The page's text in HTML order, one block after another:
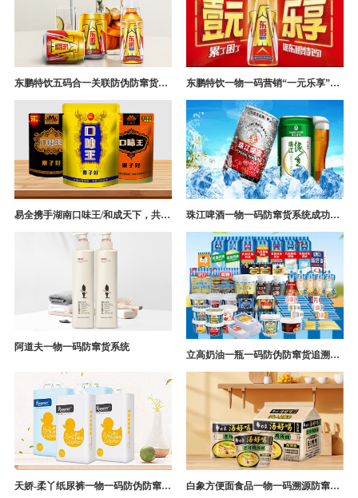
东鹏特饮五码合一关联防伪防窜货追溯系统成功案例 东鹏特饮一物一码营销“一元乐享”案例分析
易全携手湖南口味王/和成天下，共构槟榔一袋一码防伪防窜货营销系统 珠江啤酒一物一码防窜货系统成功案例
阿道夫一物一码防窜货系统
立高奶油一瓶一码防伪防窜货追溯系统解决方案
天娇-柔丫纸尿裤一物一码防伪防窜货追溯系统案例 白象方便面食品一物一码溯源防窜货解决方案